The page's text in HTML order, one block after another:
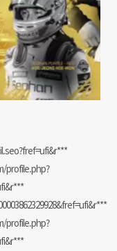
profile.php?
profile.php?